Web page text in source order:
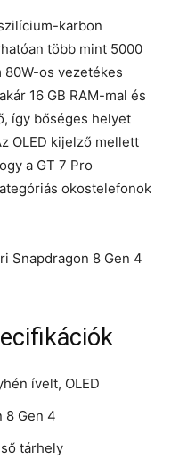
karbon
több mint 5000
80W-os vezetékes
16 GB RAM-mal és
így bőséges helyet
OLED kijelző mellett
a GT 7 Pro
okostelefonok
Snapdragon 8 Gen 4
ívelt, OLED
8 Gen 4
tárhely